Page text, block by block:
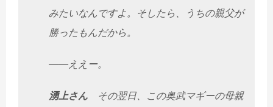
みたいなんですよ。そしたら、うちの親父が
勝ったもんだから。
――ええー。
湧上さん その翌日、この奥武マギーの母親